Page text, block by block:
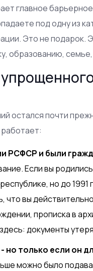
главное
под одну из
Это не подарок.
образованию,
остался почти
РСФСР и были
Если вы
но до
что вы
прописка в
документы
но только если он
можно было